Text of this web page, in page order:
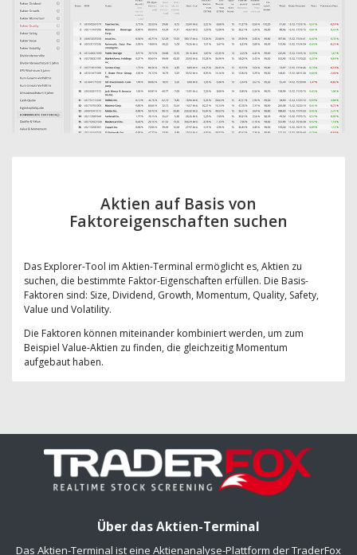
Aktien auf Basis von
Faktoreigenschaften suchen
Das Explorer-Tool im Aktien-Terminal ermöglicht es, Aktien zu
suchen, die bestimmte Faktor-Eigenschaften erfüllen. Die Basis-
Faktoren sind: Size, Dividend, Growth, Momentum, Quality, Safety,
Value und Volatility.
Die Faktoren können miteinander kombiniert werden, um zum
Beispiel Value-Aktien zu finden, die gleichzeitig Momentum
aufgebaut haben.
Über das Aktien-Terminal
Das Aktien-Terminal ist eine Aktienanalyse-Plattform der TraderFox